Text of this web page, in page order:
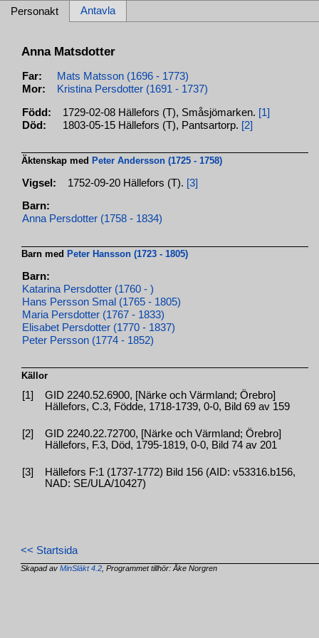
Personakt Antavla
Anna Matsdotter
Far:
Mats Matsson (1696 - 1773)
Mor:
Kristina Persdotter (1691 - 1737)
Född: 1729-02-08 Hällefors (T), Småsjömarken. [1]
Död:
1803-05-15 Hällefors (T), Pantsartorp. [2]
Äktenskap med Peter Andersson (1725 - 1758)
Vigsel: 1752-09-20 Hällefors (T). [3]
Barn:
Anna Persdotter (1758 - 1834)
Barn med Peter Hansson (1723 - 1805)
Barn:
Katarina Persdotter (1760 - )
Hans Persson Smal (1765 - 1805)
Maria Persdotter (1767 - 1833)
Elisabet Persdotter (1770 - 1837)
Peter Persson (1774 - 1852)
Källor
[1]
GID 2240.52.6900, [Närke och Värmland; Örebro]
Hällefors, C.3, Födde, 1718-1739, 0-0, Bild 69 av 159
[2]
GID 2240.22.72700, [Närke och Värmland; Örebro]
Hällefors, F.3, Död, 1795-1819, 0-0, Bild 74 av 201
[3]
Hällefors F:1 (1737-1772) Bild 156 (AID: v53316.b156,
NAD: SE/ULA/10427)
<< Startsida
Skapad avMinSläkt 4.2 , Programmet tillhör: Åke Norgren